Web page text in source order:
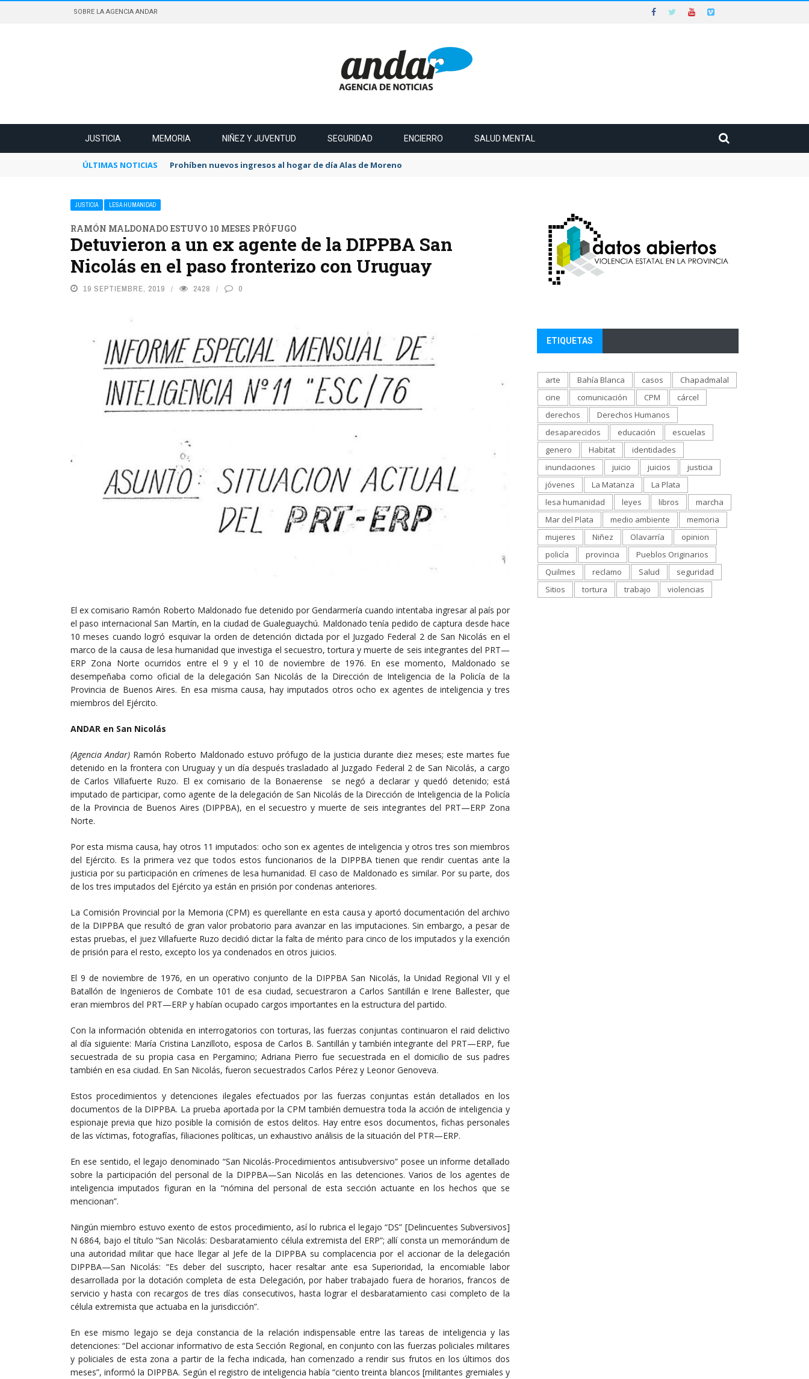
SOBRE LA AGENCIA ANDAR
JUSTICIA MEMORIA NIÑEZ Y JUVENTUD SEGURIDAD ENCIERRO SALUD MENTAL
ÚLTIMAS NOTICIAS Prohíben nuevos ingresos al hogar de día Alas de Moreno
JUSTICIA LESA HUMANIDAD
RAMÓN MALDONADO ESTUVO 10 MESES PRÓFUGO
Detuvieron a un ex agente de la DIPPBA San
Nicolás en el paso fronterizo con Uruguay
19 SEPTIEMBRE, 2019 2428 0
El ex comisario Ramón Roberto Maldonado fue detenido por Gendarmería cuando intentaba ingresar al país por
el paso internacional San Martín, en la ciudad de Gualeguaychú. Maldonado tenía pedido de captura desde hace
10 meses cuando logró esquivar la orden de detención dictada por el Juzgado Federal 2 de San Nicolás en el
marco de la causa de lesa humanidad que investiga el secuestro, tortura y muerte de seis integrantes del PRT—
ERP Zona Norte ocurridos entre el 9 y el 10 de noviembre de 1976. En ese momento, Maldonado se
desempeñaba como oficial de la delegación San Nicolás de la Dirección de Inteligencia de la Policía de la
Provincia de Buenos Aires. En esa misma causa, hay imputados otros ocho ex agentes de inteligencia y tres
miembros del Ejército.
ANDAR en San Nicolás
(Agencia Andar) Ramón Roberto Maldonado estuvo prófugo de la justicia durante diez meses; este martes fue
detenido en la frontera con Uruguay y un día después trasladado al Juzgado Federal 2 de San Nicolás, a cargo
de Carlos Villafuerte Ruzo. El ex comisario de la Bonaerense se negó a declarar y quedó detenido; está
imputado de participar, como agente de la delegación de San Nicolás de la Dirección de Inteligencia de la Policía
de la Provincia de Buenos Aires (DIPPBA), en el secuestro y muerte de seis integrantes del PRT—ERP Zona
Norte.
Por esta misma causa, hay otros 11 imputados: ocho son ex agentes de inteligencia y otros tres son miembros
del Ejército. Es la primera vez que todos estos funcionarios de la DIPPBA tienen que rendir cuentas ante la
justicia por su participación en crímenes de lesa humanidad. El caso de Maldonado es similar. Por su parte, dos
de los tres imputados del Ejército ya están en prisión por condenas anteriores.
La Comisión Provincial por la Memoria (CPM) es querellante en esta causa y aportó documentación del archivo
de la DIPPBA que resultó de gran valor probatorio para avanzar en las imputaciones. Sin embargo, a pesar de
estas pruebas, el juez Villafuerte Ruzo decidió dictar la falta de mérito para cinco de los imputados y la exención
de prisión para el resto, excepto los ya condenados en otros juicios.
El 9 de noviembre de 1976, en un operativo conjunto de la DIPPBA San Nicolás, la Unidad Regional VII y el
Batallón de Ingenieros de Combate 101 de esa ciudad, secuestraron a Carlos Santillán e Irene Ballester, que
eran miembros del PRT—ERP y habían ocupado cargos importantes en la estructura del partido.
Con la información obtenida en interrogatorios con torturas, las fuerzas conjuntas continuaron el raid delictivo
al día siguiente: María Cristina Lanzilloto, esposa de Carlos B. Santillán y también integrante del PRT—ERP, fue
secuestrada de su propia casa en Pergamino; Adriana Pierro fue secuestrada en el domicilio de sus padres
también en esa ciudad. En San Nicolás, fueron secuestrados Carlos Pérez y Leonor Genoveva.
Estos procedimientos y detenciones ilegales efectuados por las fuerzas conjuntas están detallados en los
documentos de la DIPPBA. La prueba aportada por la CPM también demuestra toda la acción de inteligencia y
espionaje previa que hizo posible la comisión de estos delitos. Hay entre esos documentos, fichas personales
de las víctimas, fotografías, filiaciones políticas, un exhaustivo análisis de la situación del PTR—ERP.
En ese sentido, el legajo denominado “San Nicolás-Procedimientos antisubversivo” posee un informe detallado
sobre la participación del personal de la DIPPBA—San Nicolás en las detenciones. Varios de los agentes de
inteligencia imputados figuran en la “nómina del personal de esta sección actuante en los hechos que se
mencionan”.
Ningún miembro estuvo exento de estos procedimiento, así lo rubrica el legajo “DS” [Delincuentes Subversivos]
N 6864, bajo el título “San Nicolás: Desbaratamiento célula extremista del ERP”; allí consta un memorándum de
una autoridad militar que hace llegar al Jefe de la DIPPBA su complacencia por el accionar de la delegación
DIPPBA—San Nicolás: “Es deber del suscripto, hacer resaltar ante esa Superioridad, la encomiable labor
desarrollada por la dotación completa de esta Delegación, por haber trabajado fuera de horarios, francos de
servicio y hasta con recargos de tres días consecutivos, hasta lograr el desbaratamiento casi completo de la
célula extremista que actuaba en la jurisdicción”.
En ese mismo legajo se deja constancia de la relación indispensable entre las tareas de inteligencia y las
detenciones: “Del accionar informativo de esta Sección Regional, en conjunto con las fuerzas policiales militares
y policiales de esta zona a partir de la fecha indicada, han comenzado a rendir sus frutos en los últimos dos
meses”, informó la DIPPBA. Según el registro de inteligencia había “ciento treinta blancos [militantes gremiales y
ETIQUETAS
arte Bahía Blanca casos
Chapadmalal
cine
comunicación CPM
cárcel
derechos
Derechos Humanos
desaparecidos
educación
escuelas
genero
Habitat
identidades
inundaciones
juicio juicios
justicia
jóvenes
La Matanza
La Plata
lesa humanidad
leyes libros
marcha
Mar del Plata
medio ambiente
memoria
mujeres
Niñez Olavarría
opinion
policía
provincia
Pueblos Originarios
Quilmes
reclamo Salud
seguridad
Sitios
tortura trabajo violencias